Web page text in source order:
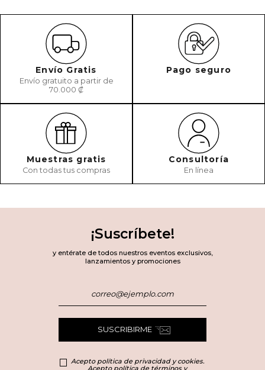
Envío Gratis
Envío gratuito a partir de
70.000 ₡
Pago seguro
Muestras gratis
Con todas tus compras
Consultoría
En línea
¡Suscríbete!
y entérate de todos nuestros eventos exclusivos,
lanzamientos y promociones
SUSCRIBIRME
Acepto política de privacidad y cookies.
Acepto política de términos y